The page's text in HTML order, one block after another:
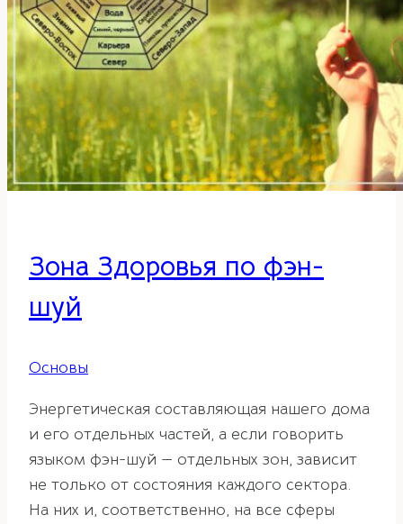
2
Зона Здоровья по фэн-
шуй
Основы
Энергетическая составляющая нашего дома
и его отдельных частей, а если говорить
языком фэн-шуй — отдельных зон, зависит
не только от состояния каждого сектора.
На них и, соответственно, на все сферы